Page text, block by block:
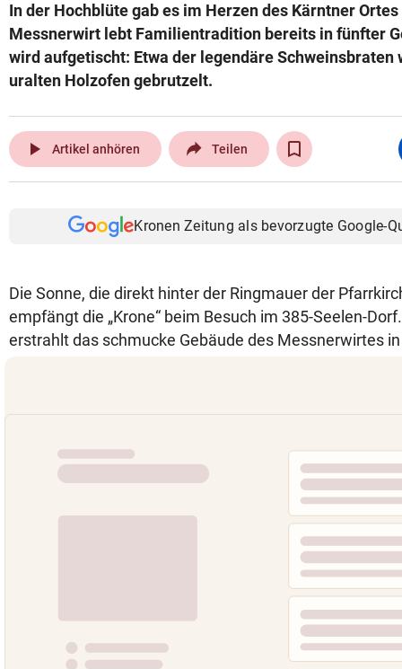
In der Hochblüte gab es im Herzen des Kärntner
Messnerwirt lebt Familientradition bereits in fünfter
wird aufgetischt: Etwa der legendäre Schweinsbraten
uralten Holzofen gebrutzelt.
play_arrow Artikel anhören Teilen
Kronen Zeitung als bevorzugte Google-
Die Sonne, die direkt hinter der Ringmauer der
empfängt die „Krone“ beim Besuch im 385-Seelen-
erstrahlt das schmucke Gebäude des Messnerwirtes